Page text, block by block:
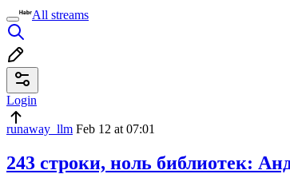
All streams
Login
runaway_llm Feb 12 at 07:01
243 строки, ноль библиотек: